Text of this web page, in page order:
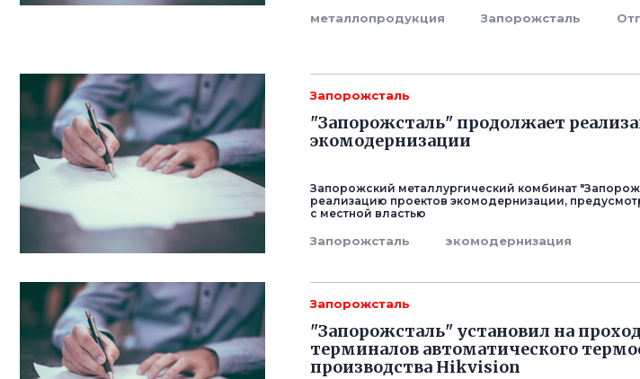
металлопродукция Запорожсталь
Запорожсталь
"Запорожсталь" продолжает
экомодернизации
Запорожский металлургический комбинат
реализацию проектов экомодернизации,
с местной властью
Запорожсталь экомодернизация
Запорожсталь
"Запорожсталь" установил на
терминалов автоматического
производства Hikvision